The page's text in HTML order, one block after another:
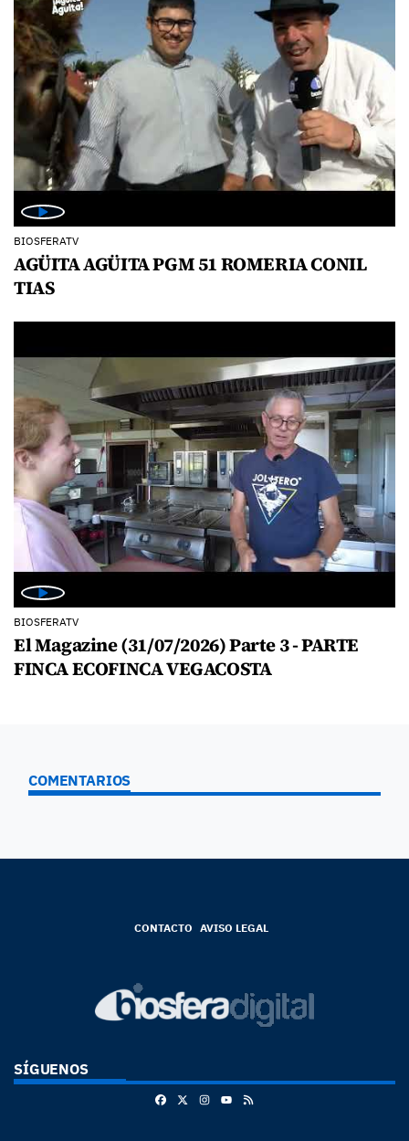
BIOSFERATV
AGÜITA AGÜITA PGM 51 ROMERIA CONIL
TIAS
BIOSFERATV
El Magazine (31/07/2026) Parte 3 - PARTE
FINCA ECOFINCA VEGACOSTA
COMENTARIOS
CONTACTO AVISO LEGAL
SÍGUENOS
FacebookInstagram